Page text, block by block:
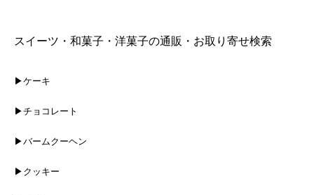
スイーツ・和菓子・洋菓子の通販・お取り寄せ検索
▶ケーキ
▶チョコレート
▶バームクーヘン
▶クッキー